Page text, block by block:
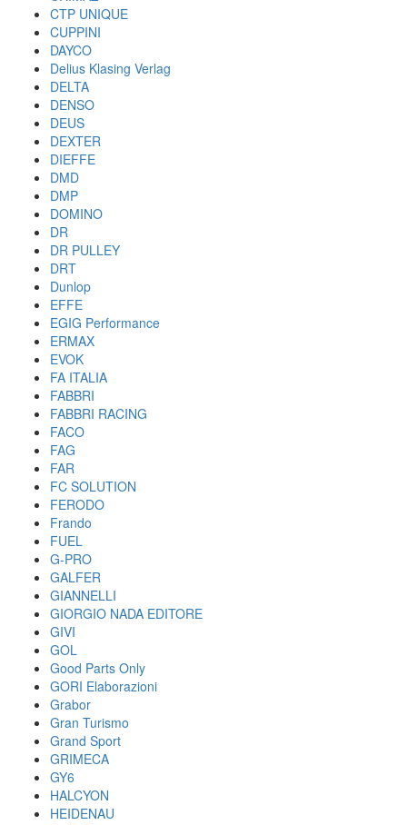
CTP UNIQUE
CUPPINI
DAYCO
Delius Klasing Verlag
DELTA
DENSO
DEUS
DEXTER
DIEFFE
DMD
DMP
DOMINO
DR
DR PULLEY
DRT
Dunlop
EFFE
EGIG Performance
ERMAX
EVOK
FA ITALIA
FABBRI
FABBRI RACING
FACO
FAG
FAR
FC SOLUTION
FERODO
Frando
FUEL
G-PRO
GALFER
GIANNELLI
GIORGIO NADA EDITORE
GIVI
GOL
Good Parts Only
GORI Elaborazioni
Grabor
Gran Turismo
Grand Sport
GRIMECA
GY6
HALCYON
HEIDENAU